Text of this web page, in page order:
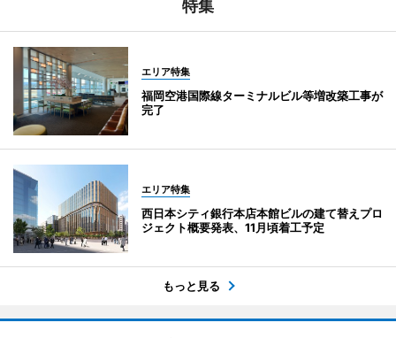
特集
エリア特集
福岡空港国際線ターミナルビル等増改築工事が
完了
エリア特集
西日本シティ銀行本店本館ビルの建て替えプロ
ジェクト概要発表、11月頃着工予定
もっと見る